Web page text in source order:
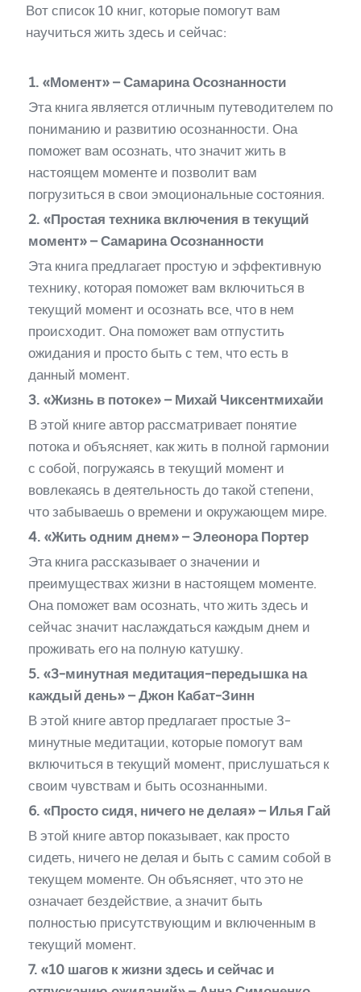
Вот список 10 книг, которые помогут вам
научиться жить здесь и сейчас:
1. «Момент» – Самарина Осознанности
Эта книга является отличным путеводителем по
пониманию и развитию осознанности. Она
поможет вам осознать, что значит жить в
настоящем моменте и позволит вам
погрузиться в свои эмоциональные состояния.
2. «Простая техника включения в текущий
момент» – Самарина Осознанности
Эта книга предлагает простую и эффективную
технику, которая поможет вам включиться в
текущий момент и осознать все, что в нем
происходит. Она поможет вам отпустить
ожидания и просто быть с тем, что есть в
данный момент.
3. «Жизнь в потоке» – Михай Чиксентмихайи
В этой книге автор рассматривает понятие
потока и объясняет, как жить в полной гармонии
с собой, погружаясь в текущий момент и
вовлекаясь в деятельность до такой степени,
что забываешь о времени и окружающем мире.
4. «Жить одним днем» – Элеонора Портер
Эта книга рассказывает о значении и
преимуществах жизни в настоящем моменте.
Она поможет вам осознать, что жить здесь и
сейчас значит наслаждаться каждым днем и
проживать его на полную катушку.
5. «3-минутная медитация-передышка на
каждый день» – Джон Кабат-Зинн
В этой книге автор предлагает простые 3-
минутные медитации, которые помогут вам
включиться в текущий момент, прислушаться к
своим чувствам и быть осознанными.
6. «Просто сидя, ничего не делая» – Илья Гай
В этой книге автор показывает, как просто
сидеть, ничего не делая и быть с самим собой в
текущем моменте. Он объясняет, что это не
означает бездействие, а значит быть
полностью присутствующим и включенным в
текущий момент.
7. «10 шагов к жизни здесь и сейчас и